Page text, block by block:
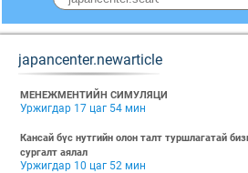
japancenter.newarticle
МЕНЕЖМЕНТИЙН СИМУЛЯЦИ
Уржигдар 17 цаг 54 мин
Кансай бүс нутгийн олон талт туршлагатай
сургалт аялал
Уржигдар 10 цаг 52 мин